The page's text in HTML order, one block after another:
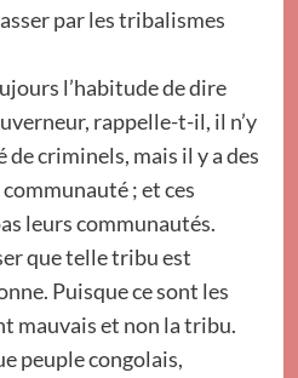
par les tribalismes
l’habitude de dire
rappelle-t-il, il n’y
de criminels, mais il y a des
; et ces
leurs communautés.
que telle tribu est
Puisque ce sont les
mauvais et non la tribu.
peuple congolais,